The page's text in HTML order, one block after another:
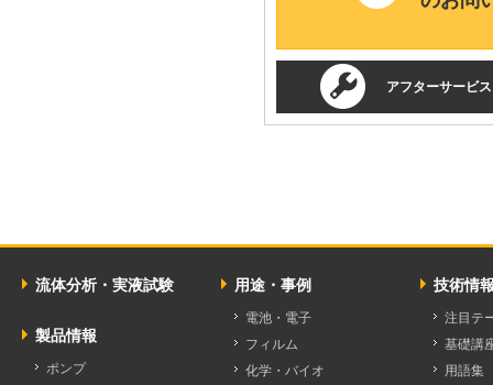
アフターサービ
流体分析・実液試験
製品情報
ポンプ
用途・事例
電池・電子
フィルム
化学・バイオ
技術情
注目テ
基礎講
用語集